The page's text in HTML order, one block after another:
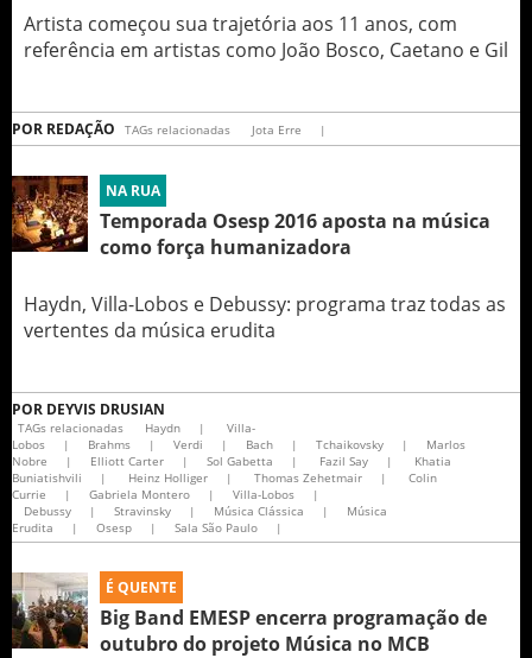
Artista começou sua trajetória aos 11 anos, com
referência em artistas como João Bosco, Caetano e Gil
POR REDAÇÃO TAGs relacionadas Jota Erre |
NA RUA
Temporada Osesp 2016 aposta na música
como força humanizadora
Haydn, Villa-Lobos e Debussy: programa traz todas as
vertentes da música erudita
POR DEYVIS DRUSIAN
TAGs relacionadas Haydn |
Villa-
Lobos
| Brahms | Verdi | Bach | Tchaikovsky |
Marlos
Nobre
| Elliott Carter | Sol Gabetta | Fazil Say |
Khatia
Buniatishvili
| Heinz Holliger | Thomas Zehetmair |
Colin
Currie
| Gabriela Montero | Villa-Lobos
|
Debussy
| Stravinsky | Música Clássica |
Música
Erudita
| Osesp | Sala São Paulo |
É QUENTE
Big Band EMESP encerra programação de
outubro do projeto Música no MCB